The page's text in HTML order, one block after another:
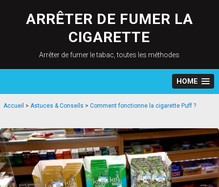
content
ARRÊTER DE FUMER LA
CIGARETTE
Arrêter de fumer le tabac, toutes les méthodes
HOME
Accueil > Astuces & Conseils > Comment fonctionne la cigarette Puff ?